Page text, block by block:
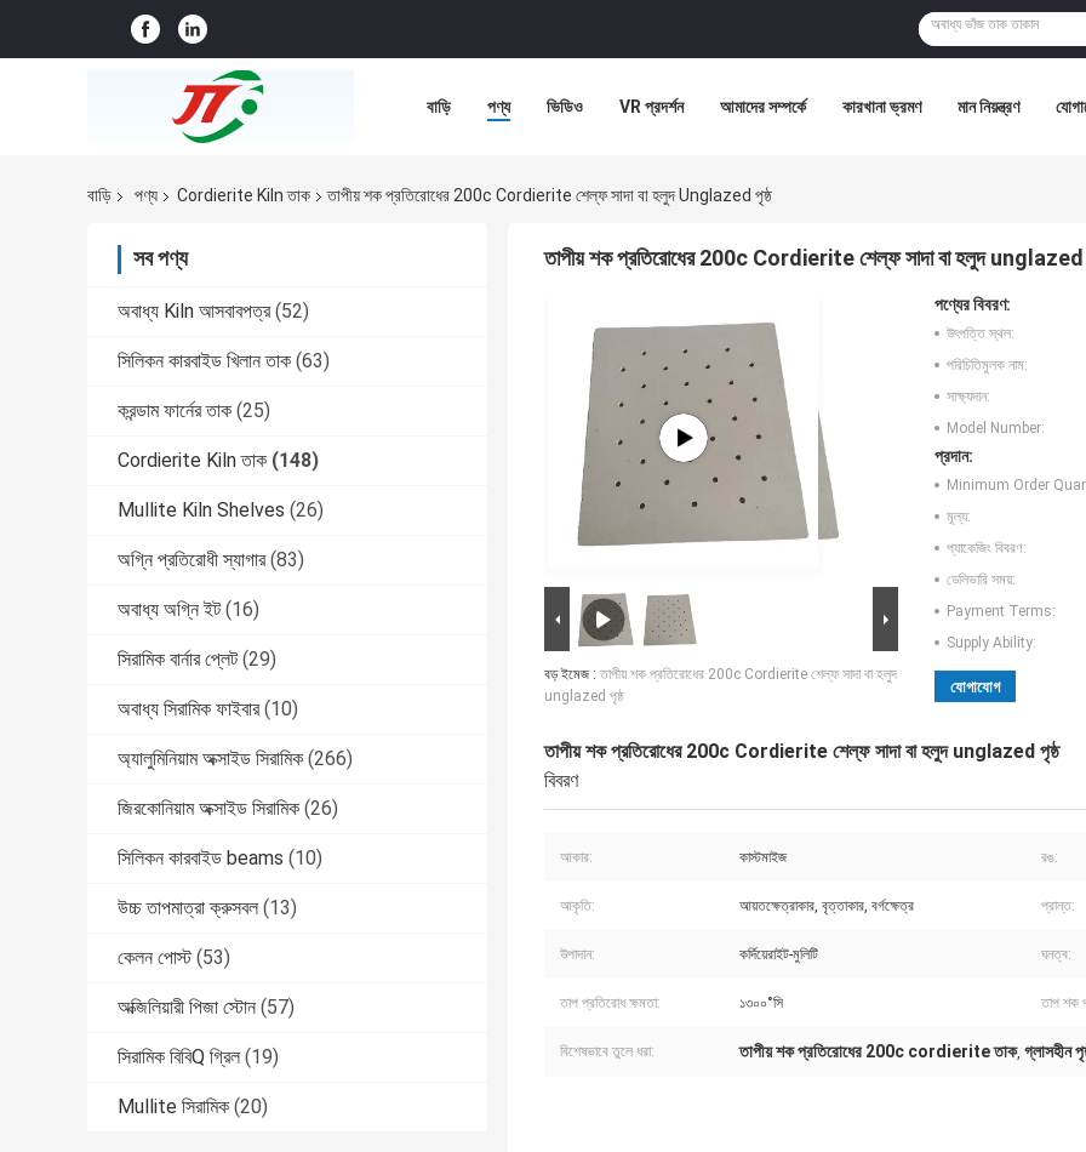
বাড়ি পণ্য ভিডিও VR প্রদর্শন আমাদের সম্পর্কে কারখানা ভ্রমণ মান নিয়ন্ত্রণ
বাড়ি পণ্য Cordierite Kiln তাক তাপীয় শক প্রতিরোধের 200c Cordierite শেল্ফ সাদা বা হলুদ Unglazed পৃষ্ঠ
সব পণ্য
অবাধ্য Kiln আসবাবপত্র (52)
সিলিকন কারবাইড খিলান তাক (63)
করন্ডাম ফার্নের তাক (25)
Cordierite Kiln তাক (148)
Mullite Kiln Shelves (26)
অগ্নি প্রতিরোধী স্যাগার (83)
অবাধ্য অগ্নি ইট (16)
সিরামিক বার্নার প্লেট (29)
অবাধ্য সিরামিক ফাইবার (10)
অ্যালুমিনিয়াম অক্সাইড সিরামিক (266)
জিরকোনিয়াম অক্সাইড সিরামিক (26)
সিলিকন কারবাইড beams (10)
উচ্চ তাপমাত্রা ক্রুসবল (13)
কেলন পোস্ট (53)
অক্জিলিয়ারী পিজা স্টোন (57)
সিরামিক বিবিQ গ্রিল (19)
Mullite সিরামিক (20)
তাপীয় শক প্রতিরোধের 200c Cordierite শেল্ফ সাদা বা হলুদ unglazed
বড় ইমেজ :তাপীয় শক প্রতিরোধের 200c Cordierite শেল্ফ সাদা বা হলুদ
unglazed পৃষ্ঠ
পণ্যের বিবরণ:
উৎপত্তি স্থল:
পরিচিতিমুলক নাম:
সাক্ষ্যদান:
Model Number:
প্রদান:
Minimum Order
মূল্য:
প্যাকেজিং বিবরণ:
ডেলিভারি সময়:
Payment Terms:
Supply Ability:
যোগাযোগ
তাপীয় শক প্রতিরোধের 200c Cordierite শেল্ফ সাদা বা হলুদ unglazed পৃষ্ঠ
বিবরণ
আকার: কাস্টমাইজ রঙ:
আকৃতি: আয়তক্ষেত্রাকার, বৃত্তাকার, বর্গক্ষেত্র প্রান্ত:
উপাদান: কর্দিয়েরাইট-মুলিটি ঘনত্ব:
তাপ প্রতিরোধ ক্ষমতা: ১৩০০°সি তাপ শক
বিশেষভাবে তুলে ধরা: তাপীয় শক প্রতিরোধের 200c cordierite তাক, গ্লাসহীন